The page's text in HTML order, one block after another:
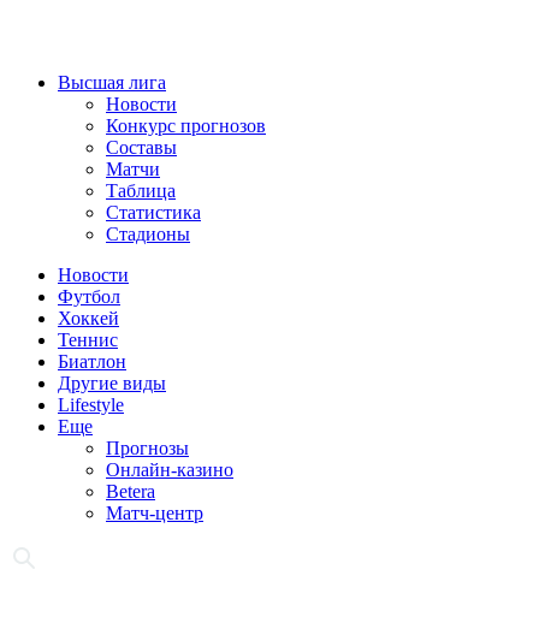
Высшая лига
Новости
Конкурс прогнозов
Составы
Матчи
Таблица
Статистика
Стадионы
Новости
Футбол
Хоккей
Теннис
Биатлон
Другие виды
Lifestyle
Еще
Прогнозы
Онлайн-казино
Betera
Матч-центр